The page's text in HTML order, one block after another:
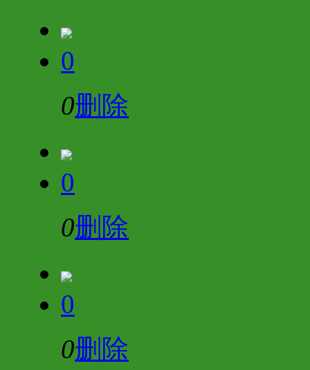
0
0删除
0
0删除
0
0删除